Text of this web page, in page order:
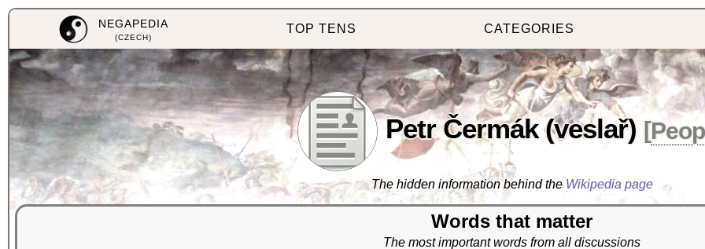
NEGAPEDIA
(CZECH)
TOP TENS CATEGORIES
Petr Čermák (veslař) [
The hidden information behind the Wikipedia page
Words that matter
The most important words from all discussions